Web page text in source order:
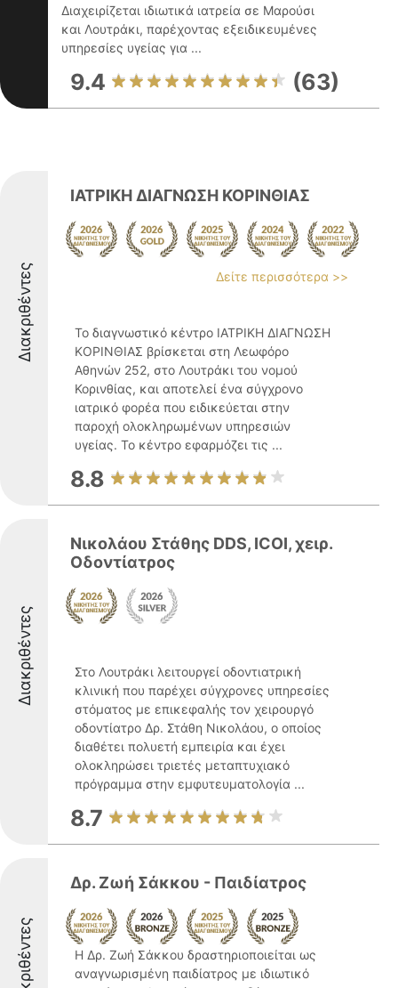
Διαχειρίζεται ιδιωτικά ιατρεία σε Μαρούσι
και Λουτράκι, παρέχοντας εξειδικευμένες
υπηρεσίες υγείας για ...
9.4 (63)
Διακριθέντες
ΙΑΤΡΙΚΗ ΔΙΑΓΝΩΣΗ ΚΟΡΙΝΘΙΑΣ
Δείτε περισσότερα >>
Το διαγνωστικό κέντρο ΙΑΤΡΙΚΗ ΔΙΑΓΝΩΣΗ
ΚΟΡΙΝΘΙΑΣ βρίσκεται στη Λεωφόρο
Αθηνών 252, στο Λουτράκι του νομού
Κορινθίας, και αποτελεί ένα σύγχρονο
ιατρικό φορέα που ειδικεύεται στην
παροχή ολοκληρωμένων υπηρεσιών
υγείας. Το κέντρο εφαρμόζει τις ...
8.8
Διακριθέντες
Νικολάου Στάθης DDS, ICOI, χειρ.
Οδοντίατρος
Στο Λουτράκι λειτουργεί οδοντιατρική
κλινική που παρέχει σύγχρονες υπηρεσίες
στόματος με επικεφαλής τον χειρουργό
οδοντίατρο Δρ. Στάθη Νικολάου, ο οποίος
διαθέτει πολυετή εμπειρία και έχει
ολοκληρώσει τριετές μεταπτυχιακό
πρόγραμμα στην εμφυτευματολογία ...
8.7
Διακριθέντες
Δρ. Ζωή Σάκκου - Παιδίατρος
Η Δρ. Ζωή Σάκκου δραστηριοποιείται ως
αναγνωρισμένη παιδίατρος με ιδιωτικό